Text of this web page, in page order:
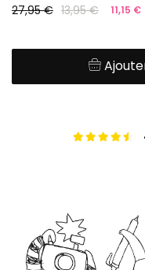
27,95 € 13,95 € 11,15 €